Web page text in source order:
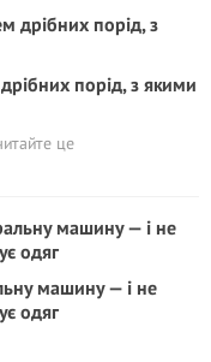
порід, з якими
це
машину — і не
одяг